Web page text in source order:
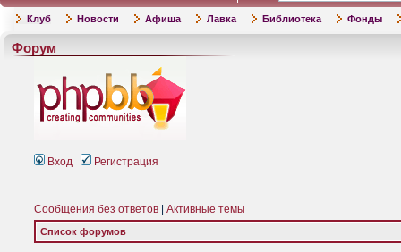
Клуб Новости Афиша Лавка Библиотека Фонды
Форум
Вход Регистрация
Сообщения без ответов Активные темы
Список форумов